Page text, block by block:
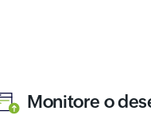
Monitore o